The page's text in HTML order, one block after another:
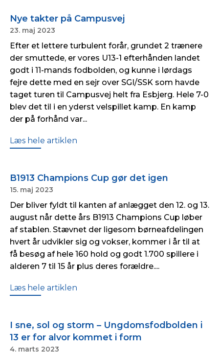
Nye takter på Campusvej
23. maj 2023
Efter et lettere turbulent forår, grundet 2 trænere
der smuttede, er vores U13-1 efterhånden landet
godt i 11-mands fodbolden, og kunne i lørdags
fejre dette med en sejr over SGI/SSK som havde
taget turen til Campusvej helt fra Esbjerg. Hele 7-0
blev det til i en yderst velspillet kamp. En kamp
der på forhånd var...
Læs hele artiklen
B1913 Champions Cup gør det igen
15. maj 2023
Der bliver fyldt til kanten af anlægget den 12. og 13.
august når dette års B1913 Champions Cup løber
af stablen. Stævnet der ligesom børneafdelingen
hvert år udvikler sig og vokser, kommer i år til at
få besøg af hele 160 hold og godt 1.700 spillere i
alderen 7 til 15 år plus deres forældre....
Læs hele artiklen
I sne, sol og storm – Ungdomsfodbolden i
13 er for alvor kommet i form
4. marts 2023